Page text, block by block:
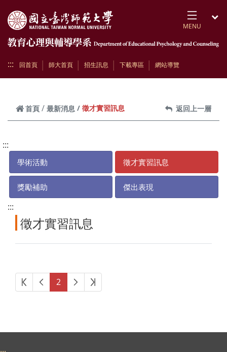
MENU
::: 回首頁 師大首頁 招生訊息 下載專區 網站導覽
首頁 最新消息 徵才實習訊息 返回上一層
:::
學術活動 徵才實習訊息
獎勵補助 傑出表現
:::
徵才實習訊息
第一頁上一頁
2 下一頁最後頁